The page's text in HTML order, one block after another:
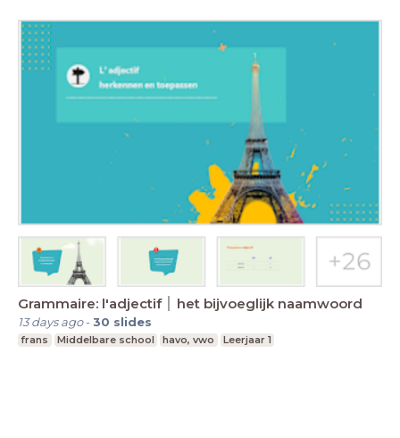
Grammaire: l'adjectif │ het bijvoeglijk naamwoord
13 days ago-30 slides
frans Middelbare school havo, vwo Leerjaar 1